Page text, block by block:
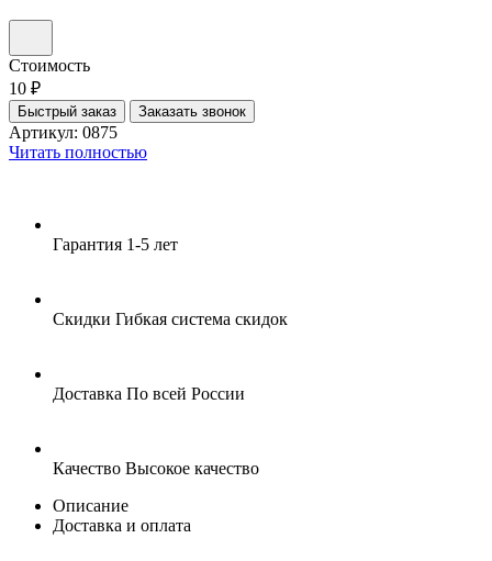
Стоимость
10 ₽
Быстрый заказ Заказать звонок
Артикул: 0875
Читать полностью
Гарантия 1-5 лет
Скидки Гибкая система скидок
Доставка По всей России
Качество Высокое качество
Описание
Доставка и оплата